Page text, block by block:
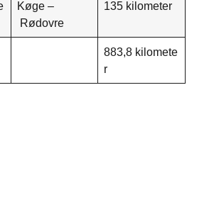
Køge –
Rødovre
135 kilometer
883,8 kilomete
r